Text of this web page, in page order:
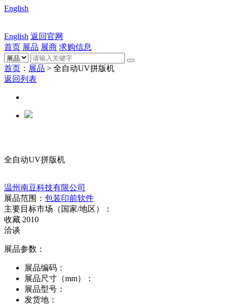
English
English 返回官网
首页 展品 展商 求购信息
首页 ： 展品 > 全自动UV拼版机
返回列表
全自动UV拼版机
温州南豆科技有限公司
展品范围： 包装印前软件
主要目标市场（国家/地区）：
收藏 2010
洽谈
展品参数：
展品编码：
展品尺寸（mm）：
展品型号：
发货地：